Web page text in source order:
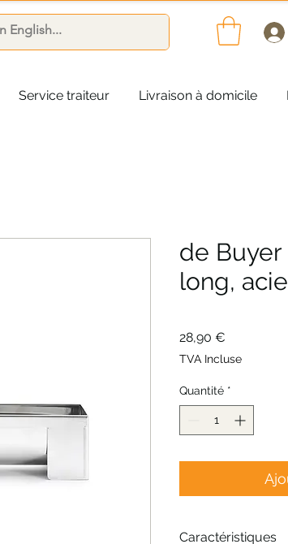
Service traiteur Livraison à domicile
de
long,
28,90 €
TVA Incluse
Quantité *
Caractéristiques